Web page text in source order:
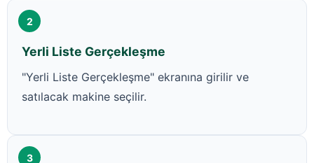
2
Yerli Liste Gerçekleşme
"Yerli Liste Gerçekleşme" ekranına girilir ve
satılacak makine seçilir.
3